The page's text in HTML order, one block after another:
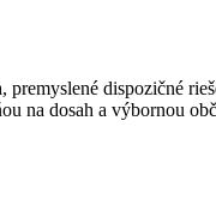
dispozičné
na dosah a výbornou